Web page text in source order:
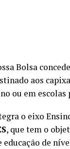
Bolsa
aos
ou em
o eixo
, que tem o
de